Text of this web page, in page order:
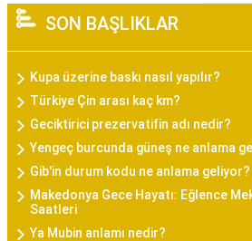
SON BAŞLIKLAR
Kupa üzerine baskı nasıl yapılır?
Türkiye Çin arası kaç km?
Geciktirici prezervatifin adı nedir?
Yengeç burcunda güneş ne anlama
Gib'in durum kodu ne anlama geliyor?
Makedonya Gece Hayatı: Eğlence
Saatleri
Ya Mubin anlamı nedir?